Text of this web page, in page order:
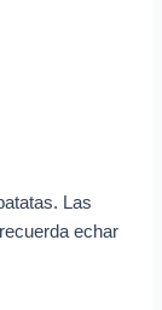
Las
echar